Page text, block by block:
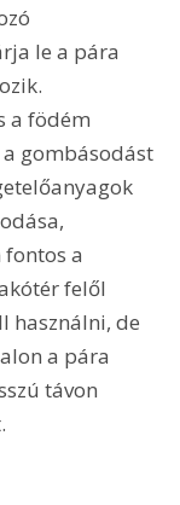
le a pára
a födém
a gombásodást
fontos a
felől
használni, de
a pára
távon